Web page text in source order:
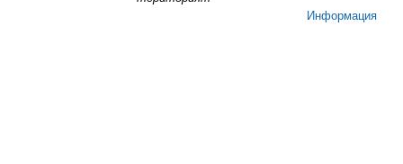
Информация